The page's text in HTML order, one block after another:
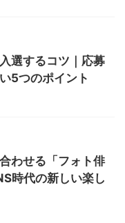
選するコツ｜応募
5つのポイント
わせる「フォト俳
時代の新しい楽し